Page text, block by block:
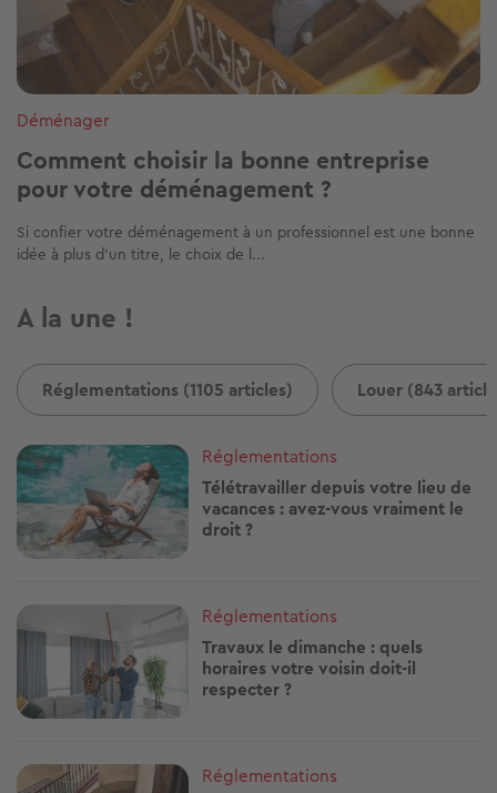
Déménager
Comment choisir la bonne entreprise
pour votre déménagement ?
Si confier votre déménagement à un professionnel est une bonne
idée à plus d’un titre, le choix de l...
A la une !
Réglementations (1105 articles) Louer (843
Image
Réglementations
Télétravailler depuis votre lieu de
vacances : avez-vous vraiment le
droit ?
Image
Réglementations
Travaux le dimanche : quels
horaires votre voisin doit-il
respecter ?
Image
Réglementations